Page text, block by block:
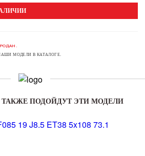
МОДЕЛИ В КАТАЛОГЕ.
ПОДОЙДУТ ЭТИ МОДЕЛИ